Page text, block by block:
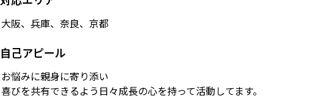
大阪、兵庫、奈良、京都
自己アピール
お悩みに親身に寄り添い
喜びを共有できるよう日々成長の心を持って活動してます。